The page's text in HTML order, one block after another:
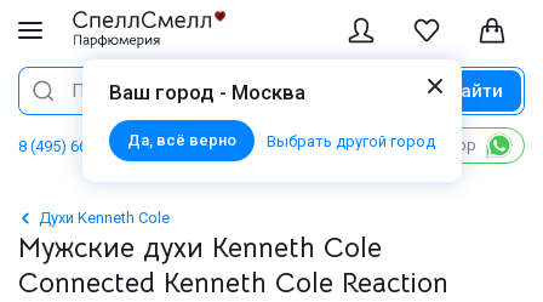
Ваш город - Москва
Да, всё верно Выбрать другой город
Поиск Найти
8 (495) 668 06 02 Написать в WhatsApp
Духи Kenneth Cole
Мужские духи Kenneth Cole
Connected Kenneth Cole Reaction